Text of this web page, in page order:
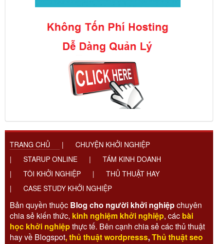
TRANG CHỦ |
CHUYỆN KHỞI NGHIỆP
|
STARUP ONLINE |
TÁM KINH DOANH
|
TÔI KHỞI NGHIỆP |
THỦ THUẬT HAY
|
CASE STUDY KHỞI NGHIỆP
Bản quyền thuộc Blog cho người khởi nghiệpchuyên
chia sẻ kiến thức, kinh nghiệm khởi nghiệp, các bài
học khởi nghiệpthực tế. Bên cạnh chia sẻ các thủ thuật
hay về Blogspot,thủ thuật wordpresss,Thủ thuật seo